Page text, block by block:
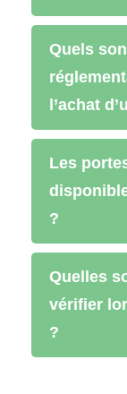
Quels
l’achat
Les
?
Quelles
vérifier
?